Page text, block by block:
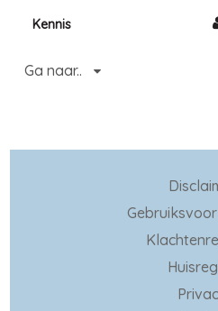
Kennis
Home
Informatie
Hulp en ondersteuning
Over ons platform
Ga naar..